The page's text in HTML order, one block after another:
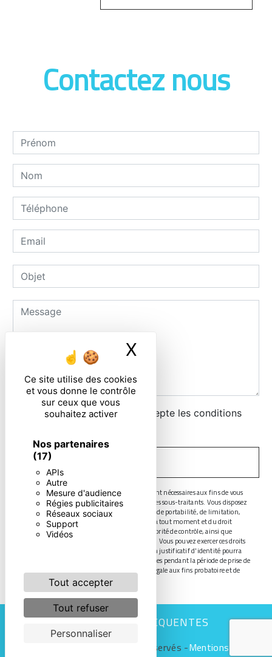
Ce site utilise des cookies
et vous donne le contrôle
sur ceux que vous
souhaitez activer
Nos partenaires
(17)
APIs
Autre
Mesure d'audience
Régies publicitaires
Réseaux sociaux
Support
Vidéos
Tout accepter
Tout refuser
Personnaliser
X
Contactez nous
En cochant cette case, j'accepte les conditions
** Les données personnelles communiquées sont nécessaires aux fins de vous
contacter. Elles sont destinées à l'entreprise et ses sous-traitants. Vous disposez
de droits d’accès, de rectification, d’effacement, de portabilité, de limitation,
d’opposition, de retrait de votre consentement à tout moment et du droit
d’introduire une réclamation auprès d’une autorité de contrôle, ainsi que
d’organiser le sort de vos données post-mortem. Vous pouvez exercer ces droits
par voie postale ou par courrier électronique. Un justificatif d'identité pourra
vous être demandé. Nous conservons vos données pendant la période de prise de
contact puis pendant la durée de prescription légale aux fins probatoire et de
gestion des contentieux.
RECHERCHES FRÉQUENTES
- 2026 - Tous droits réservés -Mentions légales